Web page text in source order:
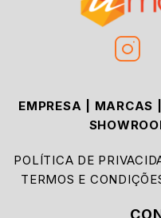
EMPRESA MARCAS
POLÍTICA DE
TERMOS E